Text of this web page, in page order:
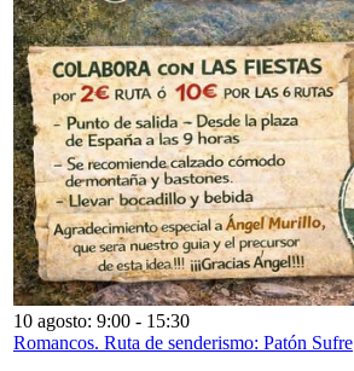
10 agosto: 9:00 - 15:30
Romancos. Ruta de senderismo: Patón Sufre